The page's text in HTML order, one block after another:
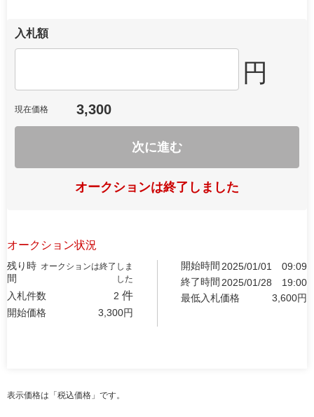
入札額
円
現在価格 3,300
次に進む
オークションは終了しました
オークション状況
残り時
間
オークションは終了しま
した
入札件数 2 件
開始価格 3,300円
開始時間 2025/01/01
09:09
終了時間 2025/01/28
19:00
最低入札価格
3,600円
表示価格は「税込価格」です。